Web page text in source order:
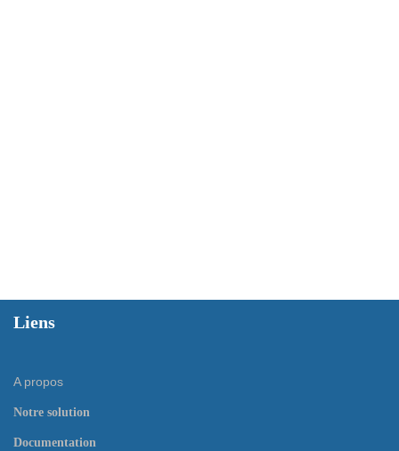
Liens
A propos
Notre solution
Documentation